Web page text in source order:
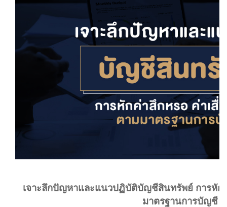
เจาะลึกปัญหาและแนวปฏิบัติบัญชีสินทรัพย์ การหัก
มาตรฐานการบัญชี